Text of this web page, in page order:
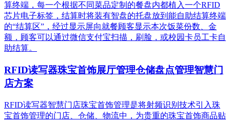
算终端，每一个根据不同菜品定制的餐盘内都植入一个RFID
芯片电子标签，结算时将装有智盘的托盘放到能自助结算终端
的“结算区”，经过显示屏向就餐顾客显示本次饭菜份数、金
额，顾客可以通过微信支付宝扫描，刷脸，或校园卡员工卡自
助结算。
RFID读写器珠宝首饰展厅管理仓储盘点管理智慧门
店方案
RFID读写器智慧门店珠宝首饰管理是将射频识别技术引入珠
宝首饰管理的门店、仓储、物流中，为贵重的珠宝首饰商品贴